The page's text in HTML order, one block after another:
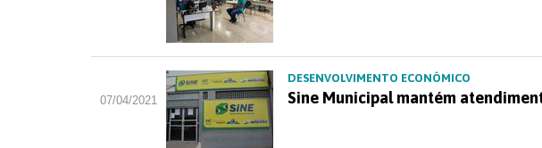
07/04/2021
DESENVOLVIMENTO ECONÔMICO
Sine Municipal mantém